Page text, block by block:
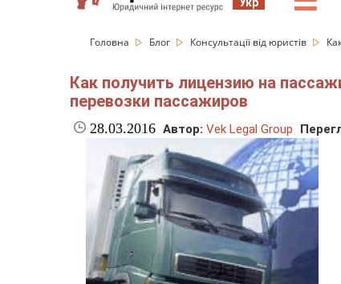
Головна Блог Консультації від юристів
Как получить лицензию на
перевозки пассажиров
28.03.2016 Автор: Vek Legal Group